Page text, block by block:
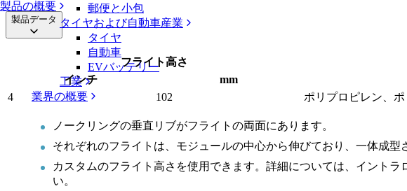
製品の概要
郵便と小包
タイヤおよび自動車産業
タイヤ
自動車
EVバッテリー
工業
業界の概要
製品データ
フライト高さ
インチ
mm
4
102 ポリプロピレン、
ノークリングの垂直リブがフライトの両面にあります。
それぞれのフライトは、モジュールの中心から伸びており、一体成型
カスタムのフライト高さを使用できます。詳細については、イント
い。